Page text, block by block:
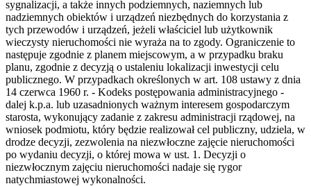
sygnalizacji, a także innych podziemnych, naziemnych lub
nadziemnych obiektów i urządzeń niezbędnych do korzystania z
tych przewodów i urządzeń, jeżeli właściciel lub użytkownik
wieczysty nieruchomości nie wyraża na to zgody. Ograniczenie to
następuje zgodnie z planem miejscowym, a w przypadku braku
planu, zgodnie z decyzją o ustaleniu lokalizacji inwestycji celu
publicznego. W przypadkach określonych w art. 108 ustawy z dnia
14 czerwca 1960 r. - Kodeks postępowania administracyjnego -
dalej k.p.a. lub uzasadnionych ważnym interesem gospodarczym
starosta, wykonujący zadanie z zakresu administracji rządowej, na
wniosek podmiotu, który będzie realizował cel publiczny, udziela, w
drodze decyzji, zezwolenia na niezwłoczne zajęcie nieruchomości
po wydaniu decyzji, o której mowa w ust. 1. Decyzji o
niezwłocznym zajęciu nieruchomości nadaje się rygor
natychmiastowej wykonalności.